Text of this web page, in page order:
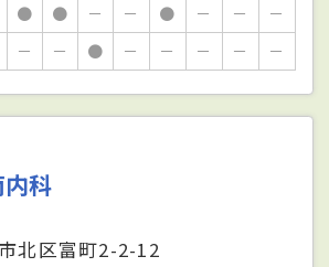
● ● － － ● － －
－
－ － ● － － － － －
科
北区富町2-2-12